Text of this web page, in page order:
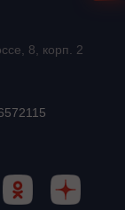
8, корп. 2